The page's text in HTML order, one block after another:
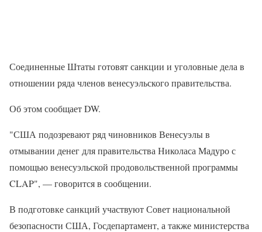
Соединенные Штаты готовят санкции и уголовные дела в
отношении ряда членов венесуэльского правительства.
Об этом сообщает DW.
"США подозревают ряд чиновников Венесуэлы в
отмывании денег для правительства Николаса Мадуро с
помощью венесуэльской продовольственной программы
CLAP", — говорится в сообщении.
В подготовке санкций участвуют Совет национальной
безопасности США, Госдепартамент, а также министерства